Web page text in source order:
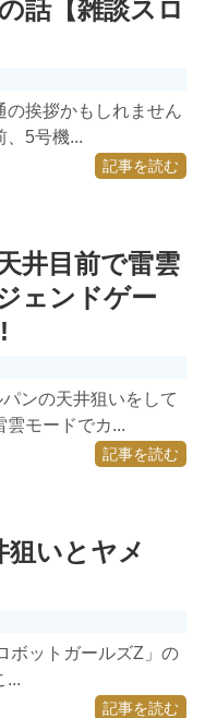
話【雑談スロ
挨拶かもしれません
、5号機...
記事を読む
井目前で雷雲
ェンドゲー
ンの天井狙いをして
雲モードでカ...
記事を読む
いとヤメ
ボットガールズZ」の
...
記事を読む